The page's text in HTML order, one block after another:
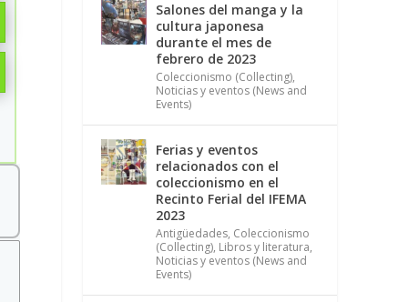
Salones del manga y la
cultura japonesa
durante el mes de
febrero de 2023
Coleccionismo (Collecting),
Noticias y eventos (News and
Events)
Ferias y eventos
relacionados con el
coleccionismo en el
Recinto Ferial del IFEMA
2023
Antigüedades, Coleccionismo
(Collecting), Libros y literatura,
Noticias y eventos (News and
Events)